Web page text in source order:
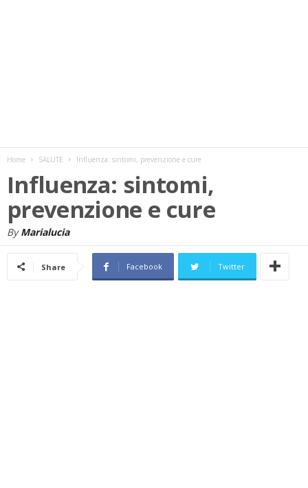
Home SALUTE Influenza: sintomi, prevenzione e cure
Influenza: sintomi,
prevenzione e cure
By Marialucia
Share Facebook Twitter